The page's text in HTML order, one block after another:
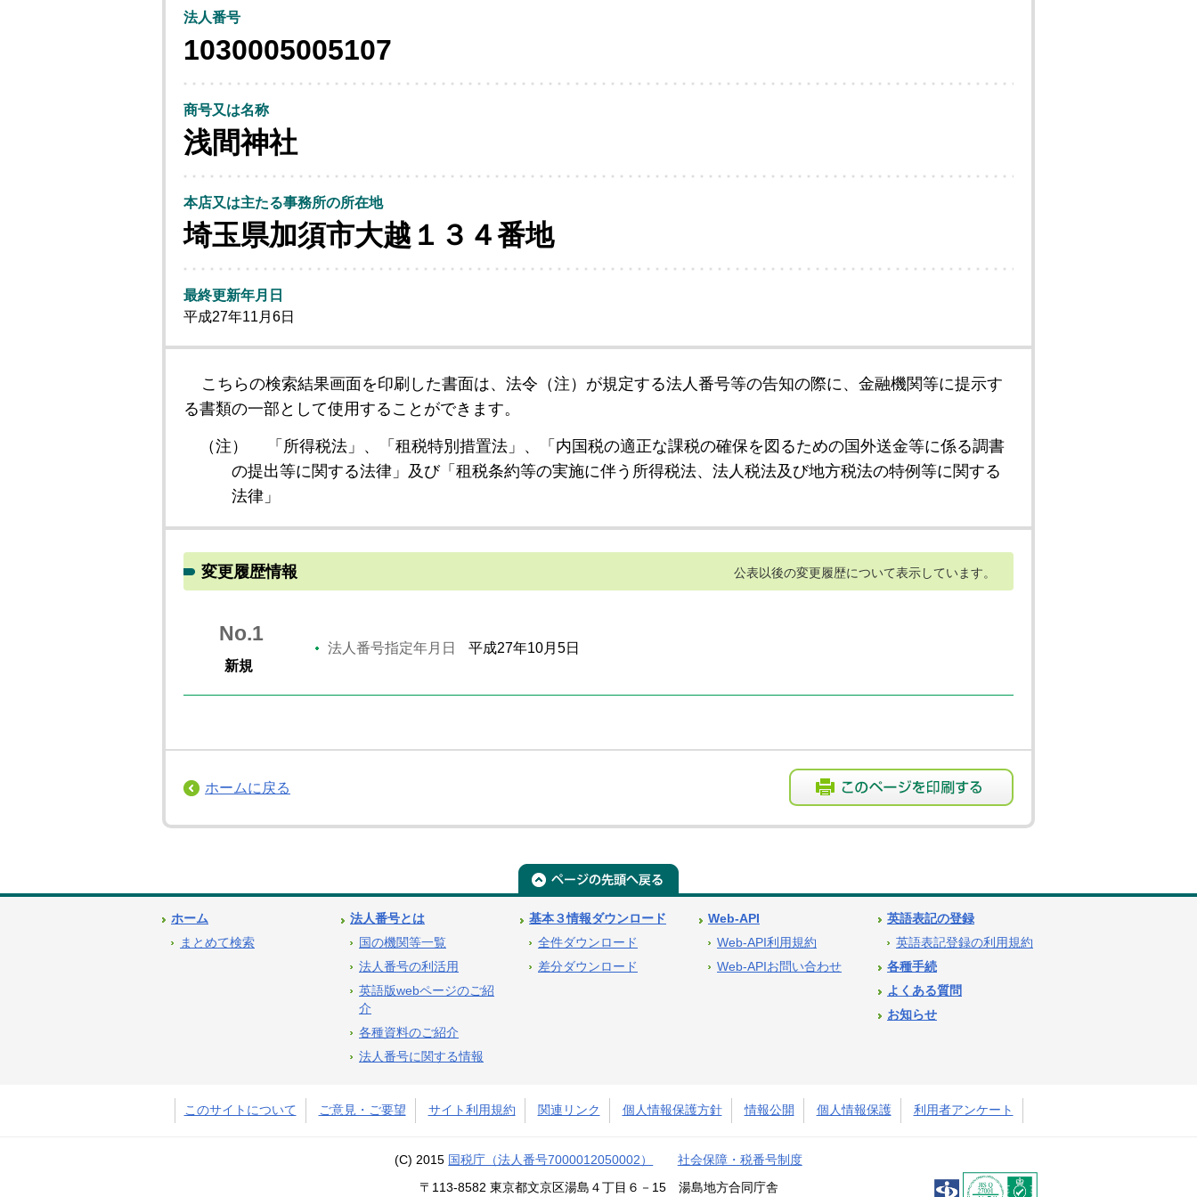
法人番号
1030005005107
商号又は名称
浅間神社
本店又は主たる事務所の所在地
埼玉県加須市大越１３４番地
最終更新年月日
平成27年11月6日
こちらの検索結果画面を印刷した書面は、法令（注）が規定する法人番号等の告知の際に、金融機関等に提示す
る書類の一部として使用することができます。
（注）
「所得税法」、「租税特別措置法」、「内国税の適正な課税の確保を図るための国外送金等に係る調書
の提出等に関する法律」及び「租税条約等の実施に伴う所得税法、法人税法及び地方税法の特例等に関する
法律」
変更履歴情報 公表以後の変更履歴について表示しています。
No.1
新規
法人番号指定年月日 平成27年10月5日
ホームに戻る
ホーム
まとめて検索
法人番号とは
国の機関等一覧
法人番号の利活用
英語版webページのご紹
介
各種資料のご紹介
法人番号に関する情報
基本３情報ダウンロード
全件ダウンロード
差分ダウンロード
Web-API
Web-API利用規約
Web-APIお問い合わせ
英語表記の登録
英語表記登録の利用規約
各種手続
よくある質問
お知らせ
このサイトについて ご意見・ご要望 サイト利用規約 関連リンク 個人情報保護方針 情報公開 個人情報保護 利用者アンケート
(C) 2015 国税庁（法人番号7000012050002） 社会保障・税番号制度
〒113-8582 東京都文京区湯島４丁目６－15 湯島地方合同庁舎